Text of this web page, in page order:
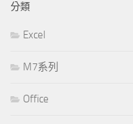
分類
Excel
M7系列
Office